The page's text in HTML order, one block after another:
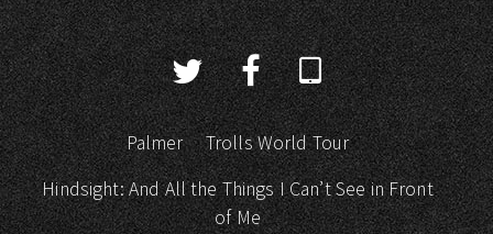
Palmer
Trolls World Tour
Hindsight: And All the Things I Can’t See in Front
of Me